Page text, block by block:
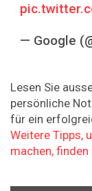
— Google
Lesen Sie
persönliche
für ein
Weitere Tipps,
machen, finden